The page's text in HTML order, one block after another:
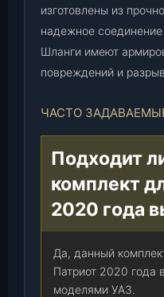
изготовлены из
надежное
Шланги имеют
повреждений и
ЧАСТО
Подходит
комплект
2020 года
Да, данный
Патриот 2020 года
моделями УАЗ.